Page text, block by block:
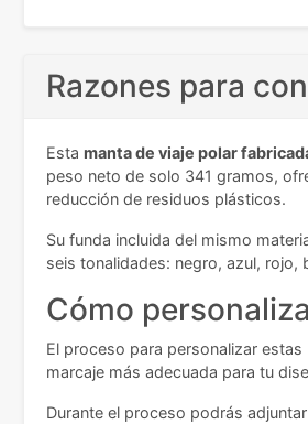
Razones para
Esta manta de viaje polar
peso neto de solo 341 gramos,
reducción de residuos plásticos.
Su funda incluida del mismo
seis tonalidades: negro, azul, rojo,
Cómo
El proceso para personalizar
marcaje más adecuada para tu
Durante el proceso podrás